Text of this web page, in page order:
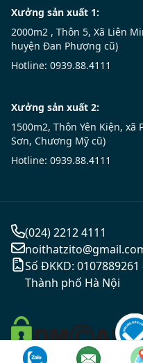
Xưởng sản xuất 1:
2000m2 , Thôn 5, Xã Liên
huyện Đan Phượng cũ)
Hotline: 0939.88.4111
Xưởng sản xuất 2:
1500m2, Thôn Yên Kiện, xã
Sơn, Chương Mỹ cũ)
Hotline: 0939.88.4111
(024) 2212 4111
Số ĐKKD:
Thành phố Hà Nội